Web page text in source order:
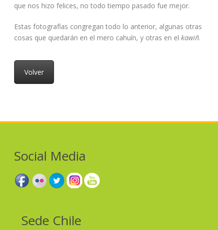
que nos hizo felices, no todo tiempo pasado fue mejor.
Estas fotografías congregan todo lo anterior, algunas otras
cosas que quedarán en el mero cahuín, y otras en el kawiñ.
Volver
Social Media
Sede Chile